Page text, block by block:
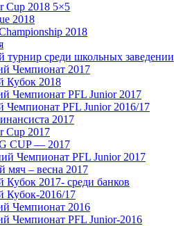
Cup 2018 5×5
2018
2018
турнир среди школьных заведении
Чемпионат 2017
Кубок 2018
Чемпионат PFL Junior 2017
Чемпионат PFL Junior 2016/17
2017
Cup 2017
CUP — 2017
Чемпионат PFL Junior 2017
мяч – весна 2017
Кубок 2017- среди банков
Кубок-2016/17
Чемпионат 2016
Чемпионат PFL Junior-2016